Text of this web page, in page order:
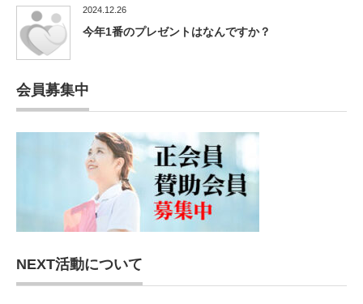
2024.12.26
今年1番のプレゼントはなんですか？
会員募集中
NEXT活動について